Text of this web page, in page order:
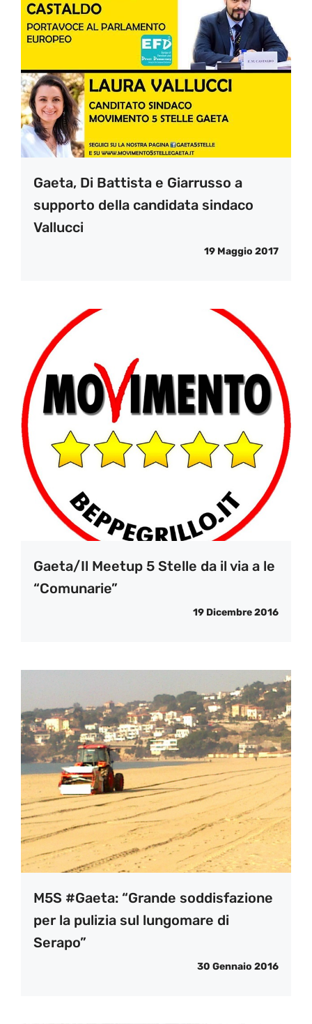
Gaeta, Di Battista e Giarrusso a
supporto della candidata sindaco
Vallucci
19 Maggio 2017
Gaeta/Il Meetup 5 Stelle da il via a le
“Comunarie”
19 Dicembre 2016
M5S #Gaeta: “Grande soddisfazione
per la pulizia sul lungomare di
Serapo”
30 Gennaio 2016